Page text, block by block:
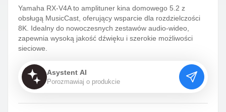
Yamaha RX-V4A to amplituner kina domowego 5.2 z
obsługą MusicCast, oferujący wsparcie dla rozdzielczości
8K. Idealny do nowoczesnych zestawów audio-wideo,
zapewnia wysoką jakość dźwięku i szerokie możliwości
sieciowe.
Asystent AI
Porozmawiaj o produkcie